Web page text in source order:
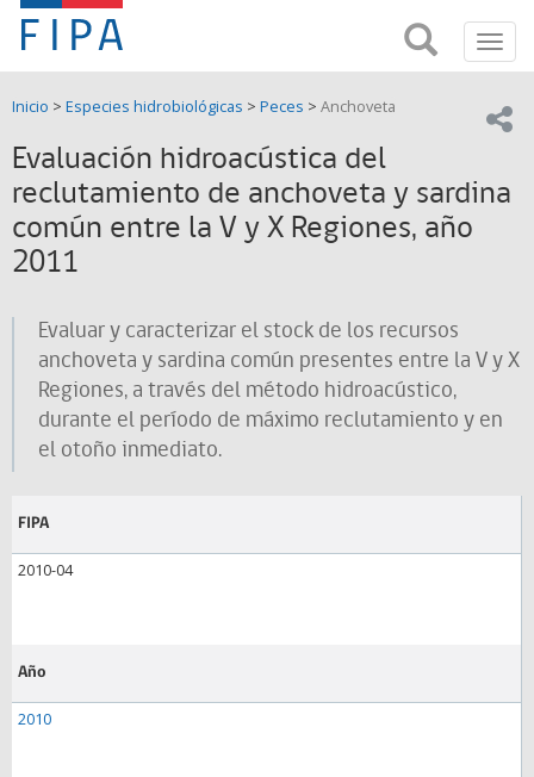
Fondo
de
Investigación
Pesquera
y
Acuicultura
SUBPESCA
FIPA;
Fondo
Investigación
y
de
Acuicultira
Inicio > Especies hidrobiológicas > Peces > Anchoveta
Evaluación hidroacústica del
reclutamiento de anchoveta y sardina
común entre la V y X Regiones, año
2011
Evaluar y caracterizar el stock de los recursos
anchoveta y sardina común presentes entre la V y X
Regiones, a través del método hidroacústico,
durante el período de máximo reclutamiento y en
el otoño inmediato.
FIPA
2010-04
Año
2010